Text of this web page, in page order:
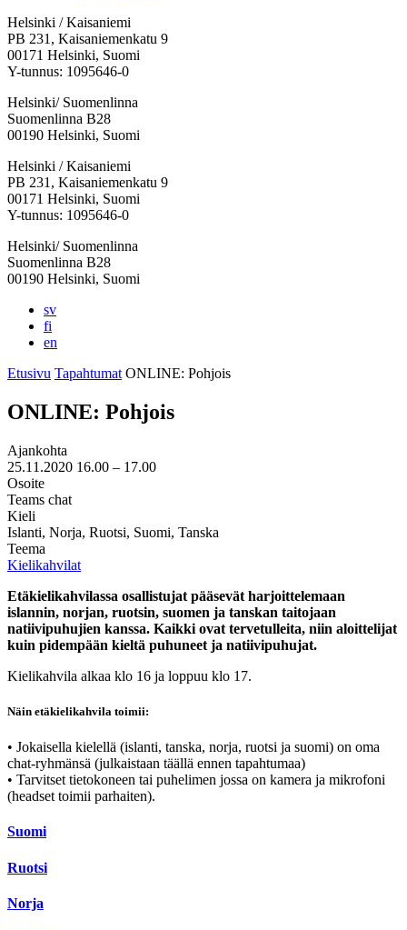
Helsinki / Kaisaniemi
PB 231, Kaisaniemenkatu 9
00171 Helsinki, Suomi
Y-tunnus: 1095646-0
Helsinki/ Suomenlinna
Suomenlinna B28
00190 Helsinki, Suomi
Facebook:
Avataan
uuteen
välilehteen
Instagram:
Avataan
uuteen
välilehteen
TikTok:
Avataan
uuteen
välilehteen
Youtube:
Avataan
uuteen
välilehteen
Vimeo:
Avataan
uuteen
välilehteen
Helsinki / Kaisaniemi
PB 231, Kaisaniemenkatu 9
00171 Helsinki, Suomi
Y-tunnus: 1095646-0
Helsinki/ Suomenlinna
Suomenlinna B28
00190 Helsinki, Suomi
sv
fi
en
Etusivu Tapahtumat ONLINE: Pohjois
ONLINE: Pohjois
Ajankohta
25.11.2020 16.00 – 17.00
Osoite
Teams chat
Kieli
Islanti, Norja, Ruotsi, Suomi, Tanska
Teema
Kielikahvilat
Etäkielikahvilassa osallistujat pääsevät harjoittelemaan
islannin, norjan, ruotsin, suomen ja tanskan taitojaan
natiivipuhujien kanssa. Kaikki ovat tervetulleita, niin aloittelijat
kuin pidempään kieltä puhuneet ja natiivipuhujat.
Kielikahvila alkaa klo 16 ja loppuu klo 17.
Näin etäkielikahvila toimii:
• Jokaisella kielellä (islanti, tanska, norja, ruotsi ja suomi) on oma
chat-ryhmänsä (julkaistaan täällä ennen tapahtumaa)
• Tarvitset tietokoneen tai puhelimen jossa on kamera ja mikrofoni
(headset toimii parhaiten).
Suomi
Ruotsi
Norja